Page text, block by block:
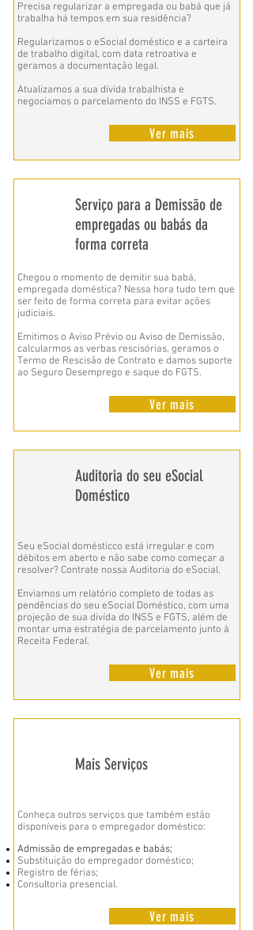
Precisa regularizar a empregada ou babá que já
trabalha há tempos em sua residência?
Regularizamos o eSocial doméstico e a carteira
de trabalho digital, com data retroativa e
geramos a documentação legal.
Atualizamos a sua dívida trabalhista e
negociamos o parcelamento do INSS e FGTS.
Ver mais
Serviço para a Demissão de
empregadas ou babás da
forma correta
Chegou o momento de demitir sua babá,
empregada doméstica? Nessa hora tudo tem que
ser feito de forma correta para evitar ações
judiciais.
Emitimos o Aviso Prévio ou Aviso de Demissão,
calcularmos as verbas rescisórias, geramos o
Termo de Rescisão de Contrato e damos suporte
ao Seguro Desemprego e saque do FGTS.
Ver mais
Auditoria do seu eSocial
Doméstico
Seu eSocial domésticco está irregular e com
débitos em aberto e não sabe como começar a
resolver? Contrate nossa Auditoria do eSocial.
Enviamos um relatório completo de todas as
pendências do seu eSocial Doméstico, com uma
projeção de sua divída do INSS e FGTS, além de
montar uma estratégia de parcelamento junto à
Receita Federal.
Ver mais
Mais Serviços
Conheça outros serviços que também estão
disponíveis para o empregador doméstico:
Admissão de empregadas e babás;
Substituição do empregador doméstico;
Registro de férias;
Consultoria presencial.
Ver mais